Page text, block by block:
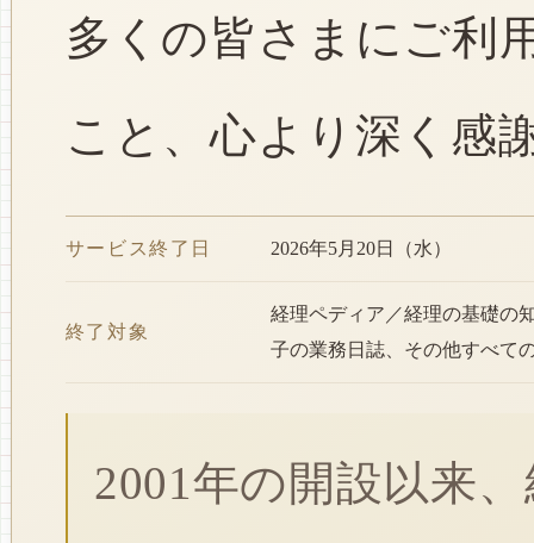
多くの皆さまにご利
こと、心より深く感
サービス終了日 2026年5月20日（水）
終了対象
経理ペディア／経理の基礎の
子の業務日誌、その他すべて
2001年の開設以来